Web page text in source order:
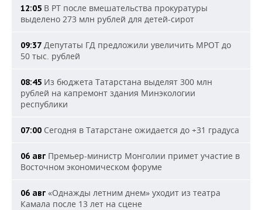
12:05 В РТ после вмешательства прокуратуры
выделено 273 млн рублей для детей-сирот
09:37 Депутаты ГД предложили увеличить МРОТ до
50 тыс. рублей
08:45 Из бюджета Татарстана выделят 300 млн
рублей на капремонт здания Минэкологии
республики
07:00 Сегодня в Татарстане ожидается до +31 градуса
06 авг Премьер-министр Монголии примет участие в
Восточном экономическом форуме
06 авг «Однажды летним днем» уходит из театра
Камала после 13 лет на сцене